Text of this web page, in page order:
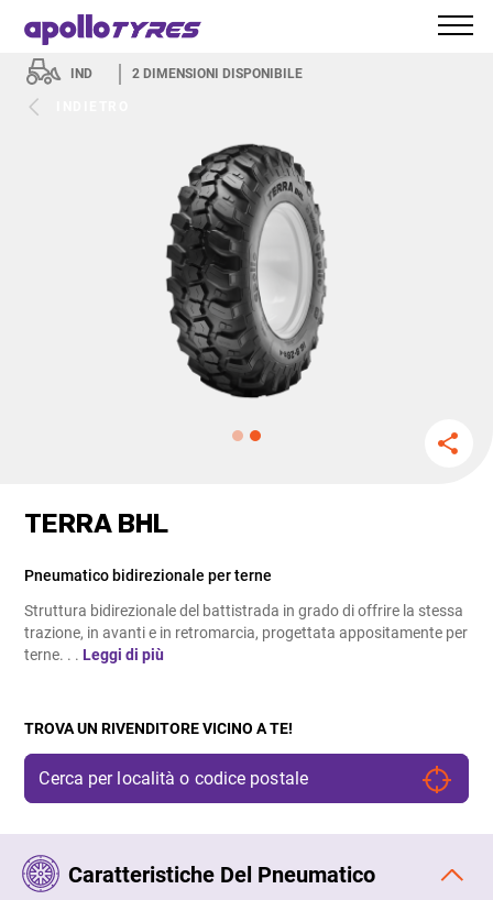
IND 2 DIMENSIONI DISPONIBILE
TERRA BHL
Pneumatico bidirezionale per terne
Struttura bidirezionale del battistrada in grado di offrire la stessa
trazione, in avanti e in retromarcia, progettata appositamente per
terne. . . Leggi di più
TROVA UN RIVENDITORE VICINO A TE!
Caratteristiche Del Pneumatico